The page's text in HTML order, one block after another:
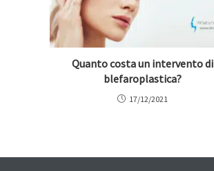
Quanto costa un intervento di
blefaroplastica?
17/12/2021